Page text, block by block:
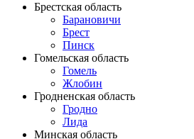
Брестская область
Барановичи
Брест
Пинск
Гомельская область
Гомель
Жлобин
Гродненская область
Гродно
Лида
Минская область